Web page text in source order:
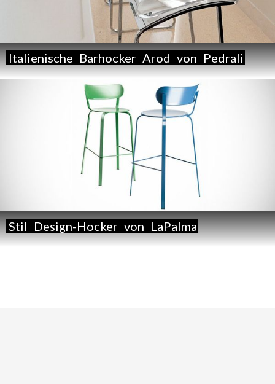
Italienische Barhocker Arod von Pedrali
Stil Design-Hocker von LaPalma